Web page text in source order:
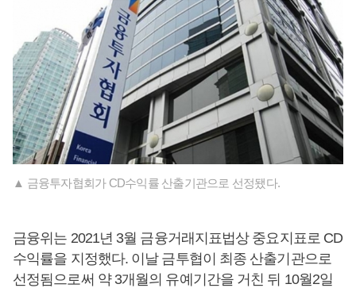
▲ 금융투자협회가 CD수익률 산출기관으로 선정됐다.
금융위는 2021년 3월 금융거래지표법상 중요지표로 CD
수익률을 지정했다. 이날 금투협이 최종 산출기관으로
선정됨으로써 약 3개월의 유예기간을 거친 뒤 10월2일